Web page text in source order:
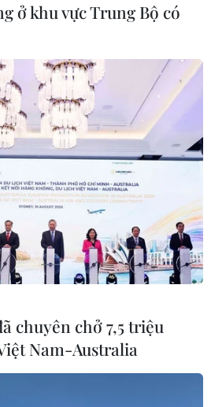
ở khu vực Trung Bộ có
chuyên chở 7,5 triệu
Nam-Australia